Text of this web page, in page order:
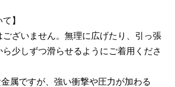
】
ざいません。無理に広げたり、引っ張
少しずつ滑らせるようにご着用くださ
属ですが、強い衝撃や圧力が加わる